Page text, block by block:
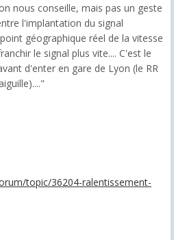
nous conseille, mais pas un geste
l'implantation du signal
géographique réel de la vitesse
le signal plus vite.... C'est le
d'enter en gare de Lyon (le RR
topic/36204-ralentissement-